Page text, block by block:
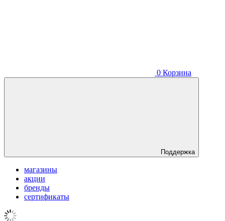
0 Корзина
Поддержка
магазины
акции
бренды
сертификаты